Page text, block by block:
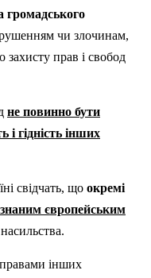
громадського
чи злочинам,
захисту прав і свобод
не повинно бути
і гідність інших
свідчать, що окремі
європейським
правами інших